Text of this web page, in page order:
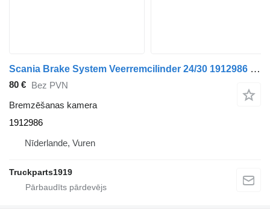
Scania Brake System Veerremcilinder 24/30 1912986 bremzēšanas kamera paredzēts vilcēja
80 € Bez PVN
Bremzēšanas kamera
1912986
Nīderlande, Vuren
Truckparts1919